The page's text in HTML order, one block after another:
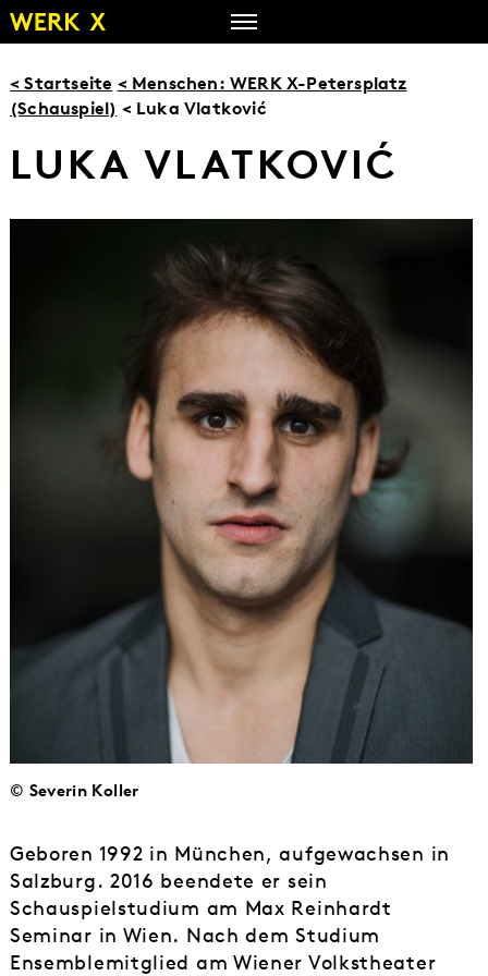
Zum
Inhalt
< Startseite < Menschen: WERK X-Petersplatz
(Schauspiel) < Luka Vlatković
LUKA VLATKOVIĆ
© Severin Koller
Geboren 1992 in München, aufgewachsen in
Salzburg. 2016 beendete er sein
Schauspielstudium am Max Reinhardt
Seminar in Wien. Nach dem Studium
Ensemblemitglied am Wiener Volkstheater